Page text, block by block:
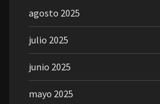
agosto 2025
julio 2025
junio 2025
mayo 2025